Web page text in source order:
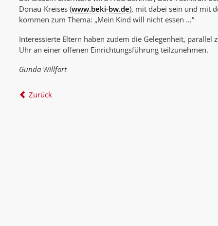
Donau-Kreises (www.beki-bw.de), mit dabei sein und mit
kommen zum Thema: „Mein Kind will nicht essen …“
Interessierte Eltern haben zudem die Gelegenheit, parallel
Uhr an einer offenen Einrichtungsführung teilzunehmen.
Gunda Willfort
Zurück